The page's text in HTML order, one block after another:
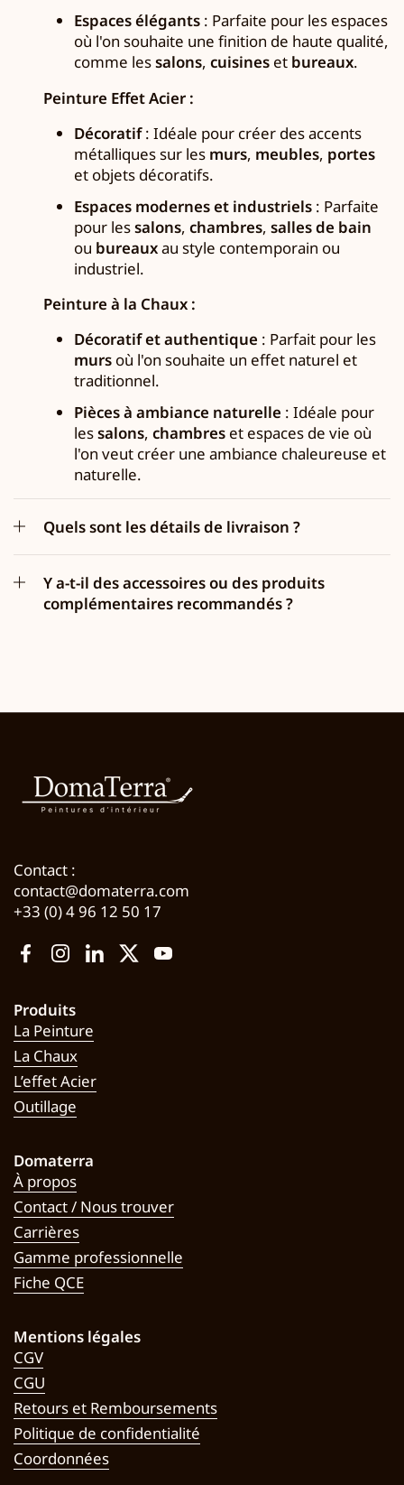
Espaces élégants: Parfaite pour les espaces
où l'on souhaite une finition de haute qualité,
comme lessalons, cuisineset bureaux.
Peinture Effet Acier :
Décoratif: Idéale pour créer des accents
métalliques sur les murs, meubles, portes
et objets décoratifs.
Espaces modernes et industriels: Parfaite
pour lessalons, chambres, salles de bain
ou bureauxau style contemporain ou
industriel.
Peinture à la Chaux :
Décoratif et authentique : Parfait pour les
mursoù l'on souhaite un effet naturel et
traditionnel.
Pièces à ambiance naturelle : Idéale pour
lessalons, chambreset espaces de vie où
l'on veut créer une ambiance chaleureuse et
naturelle.
Quels sont les détails de livraison ?
Y a-t-il des accessoires ou des produits
complémentaires recommandés ?
Contact :
contact@domaterra.com
+33 (0) 4 96 12 50 17
FacebookInstagram
LinkedIn
TwitterYouTube
Produits
La Peinture
La Chaux
L’effet Acier
Outillage
Domaterra
À propos
Contact / Nous trouver
Carrières
Gamme professionnelle
Fiche QCE
Mentions légales
CGV
CGU
Retours et Remboursements
Politique de confidentialité
Coordonnées